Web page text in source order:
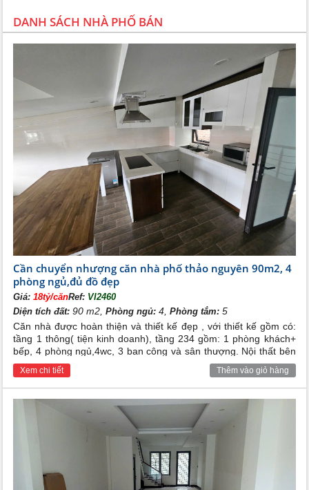
TỔNG QUAN NHÀ PHỐ THẢO NGUYÊN
ECOPARK VĂN GIANG
Thông tin tổng quan
Địa chỉ: Khu đô thị sinh thái Ecopark, Văn Giang, tỉnh
Hưng Yên
Chủ đầu tư: Công ty Cổ Phần Đầu Tư & Phát Triển Đô
Thị Việt Hưng (VIHAJICO)
Đơn vị thiết kế: Công ty Cổ Phần Đầu Tư & Phát Triển
Đô Thị Việt Hưng (VIHAJICO)
Về vị trí và diện tích thiết kế
Với vị trí cửa ngõ phía Nam của “thành phố xanh”,
Aquabay Ecoparklà một quần thể đô thị lý tưởng cho
cộng đồng cư dân mới cùng nhịp sống sôi động ven
mặt hồ thoáng rộng.
Vị trí khu Thảo Nguyên Ecopark Văn Giang
Dự án Aqua Bay dự kiến sẽ đáp ứng nhu cầu nhà ở cho
hơn 10.000 hộ gia đình, nơi đây tổng hòa mọi điều kiện
cần và đủ của một khu đô thị xanh kiểu mẫu, đạt tiêu
chuẩn quốc tế. Dự án tận dụng tối đa lợi thế của không
gian cảnh quan, cây xanh, mặt nước khoáng đạt, yếu tố
phong thuỷ.
DANH SÁCH NHÀ PHỐ BÁN
Cần chuyển nhượng căn nhà phố thảo nguyên 90m2, 4
phòng ngủ,đủ đồ đẹp
Giá:18tỷ/cănRef: VI2460
Diện tích đất: 90 m2,Phòng ngủ: 4,Phòng tắm: 5
Căn nhà được hoàn thiện và thiết kế đẹp , với thiết kế gồm có:
tầng 1 thông( tiện kinh doanh), tầng 234 gồm: 1 phòng khách+
bếp, 4 phòng ngủ,4wc, 3 ban công và sân thượng. Nội thất bên
trong đã được chủ nhà trang bị đầy đủ cho các phòng, khách
hàng chỉ cần mang vali cá nhân vào ở. Tiện ích xung quanh đầy
đủ, an ninh và bảo vệ nghiêm ngặt 24/24h
Xem chi tiết Thêm vào giỏ hàng